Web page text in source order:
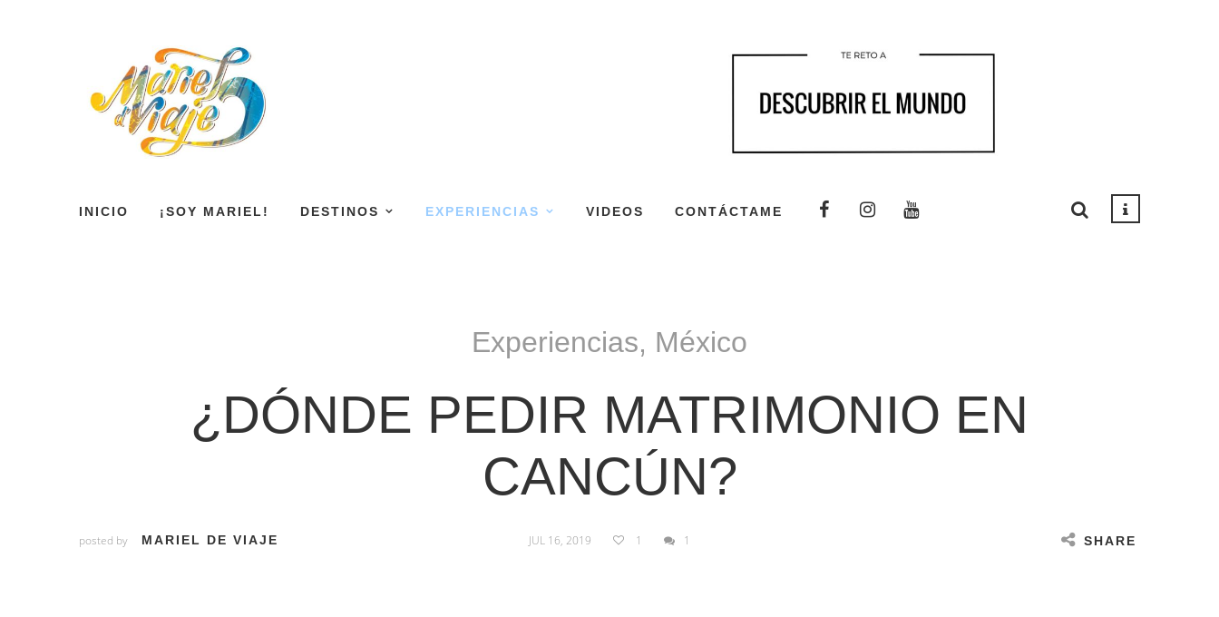
INICIO ¡SOY MARIEL! DESTINOS EXPERIENCIAS VIDEOS CONTÁCTAME
Experiencias, México
¿DÓNDE PEDIR MATRIMONIO EN
CANCÚN?
posted by MARIEL DE VIAJE JUL 16, 2019 1 1 SHARE